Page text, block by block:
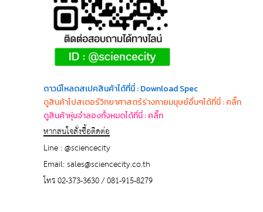
ดาวน์โหลดสเปคสินค้าได้ที่นี่ : Download Spec
ดูสินค้าโปสเตอร์วิทยาศาสตร์ร่างกายมนุษย์อื่นๆได้ที่นี่ : คลิ๊ก
ดูสินค้าหุ่นจำลองทั้งหมดได้ที่นี่ : คลิ๊ก
หากสนใจสั่งซื้อติดต่อ
Line : @sciencecity
Email: sales@sciencecity.co.th
โทร 02-373-3630 / 081-915-8279